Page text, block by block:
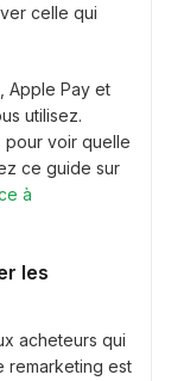
celle qui
Apple Pay et
utilisez.
pour voir quelle
ce guide sur
à
les
acheteurs qui
remarketing est